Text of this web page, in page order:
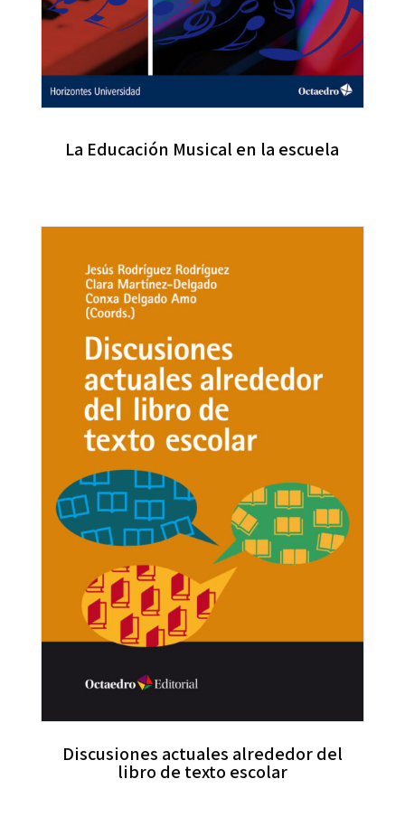
La Educación Musical en la escuela
Discusiones actuales alrededor del
libro de texto escolar